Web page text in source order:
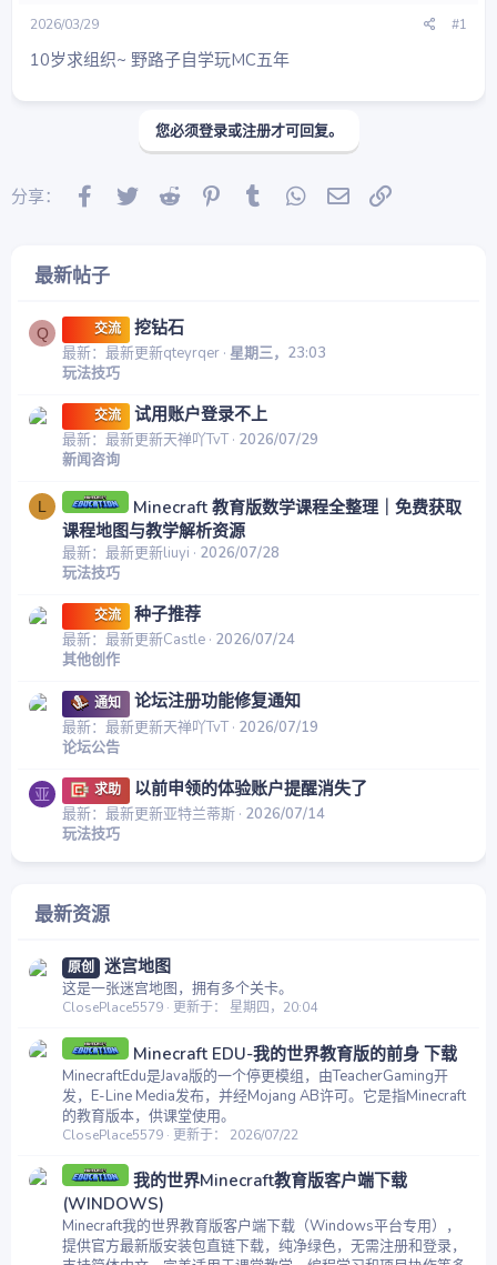
2026/03/29 #1
10岁求组织~ 野路子自学玩MC五年
您必须登录或注册才可回复。
分享： Facebook
Twitter Reddit PinterestTumblr WhatsApp
邮件
最新帖子
Q 交流 挖钻石
最新：最新更新qteyrqer 星期三，23:03
玩法技巧
交流 试用账户登录不上
最新：最新更新天禅吖TvT 2026/07/29
新闻咨询
L
Minecraft 教育版数学课程全整理｜免费获取
课程地图与教学解析资源
最新：最新更新liuyi
2026/07/28
玩法技巧
交流 种子推荐
最新：最新更新Castle 2026/07/24
其他创作
通知 论坛注册功能修复通知
最新：最新更新天禅吖TvT 2026/07/19
论坛公告
亚 求助 以前申领的体验账户提醒消失了
最新：最新更新亚特兰蒂斯 2026/07/14
玩法技巧
最新资源
原创 迷宫地图
这是一张迷宫地图，拥有多个关卡。
ClosePlace5579 更新于： 星期四，20:04
Minecraft EDU-我的世界教育版的前身 下载
MinecraftEdu是Java版的一个停更模组，由TeacherGaming开
发，E-Line Media发布，并经Mojang AB许可。它是指Minecraft
的教育版本，供课堂使用。
ClosePlace5579 更新于： 2026/07/22
我的世界Minecraft教育版客户端下载
(WINDOWS)
Minecraft我的世界教育版客户端下载（Windows平台专用），
提供官方最新版安装包直链下载，纯净绿色，无需注册和登录，